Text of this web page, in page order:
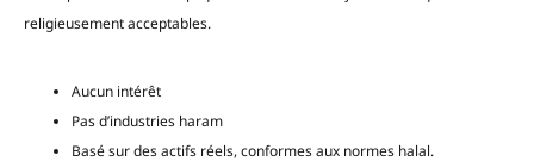
religieusement acceptables.
Aucun intérêt
Pas d’industries haram
Basé sur des actifs réels, conformes aux normes halal.